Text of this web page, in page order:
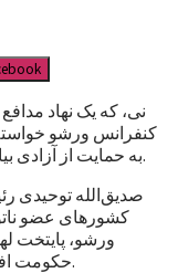
نی، که یک نهاد
کنفرانس ورشو
به حمایت از آزادی بیان و دسترسی آزاد به اطلاعات مشروط شود.
صدیق‌الله توحیدی
کشورهای عضو
ورشو، پایتخت
حکومت افغانستان را مشروط به شرط‌های خاصی کند.